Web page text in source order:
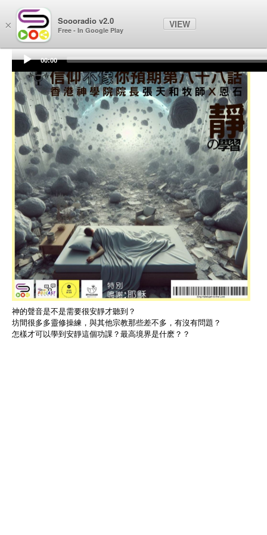
Soooradio
Audio
Player
00:00
神的聲音是不是需要很安靜才聽到？
坊間很多多靈修操練，與其他宗教那些差不多，有沒有問題？
怎樣才可以學到安靜這個功課？最高境界是什麽？？
× Soooradio v2.0
Free - In Google Play
VIEW